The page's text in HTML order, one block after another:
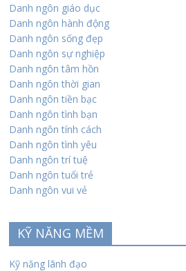
Danh ngôn giáo dục
Danh ngôn hành động
Danh ngôn sống đẹp
Danh ngôn sự nghiệp
Danh ngôn tâm hồn
Danh ngôn thời gian
Danh ngôn tiền bạc
Danh ngôn tình bạn
Danh ngôn tính cách
Danh ngôn tình yêu
Danh ngôn trí tuệ
Danh ngôn tuổi trẻ
Danh ngôn vui vẻ
KỸ NĂNG MỀM
Kỹ năng lãnh đạo